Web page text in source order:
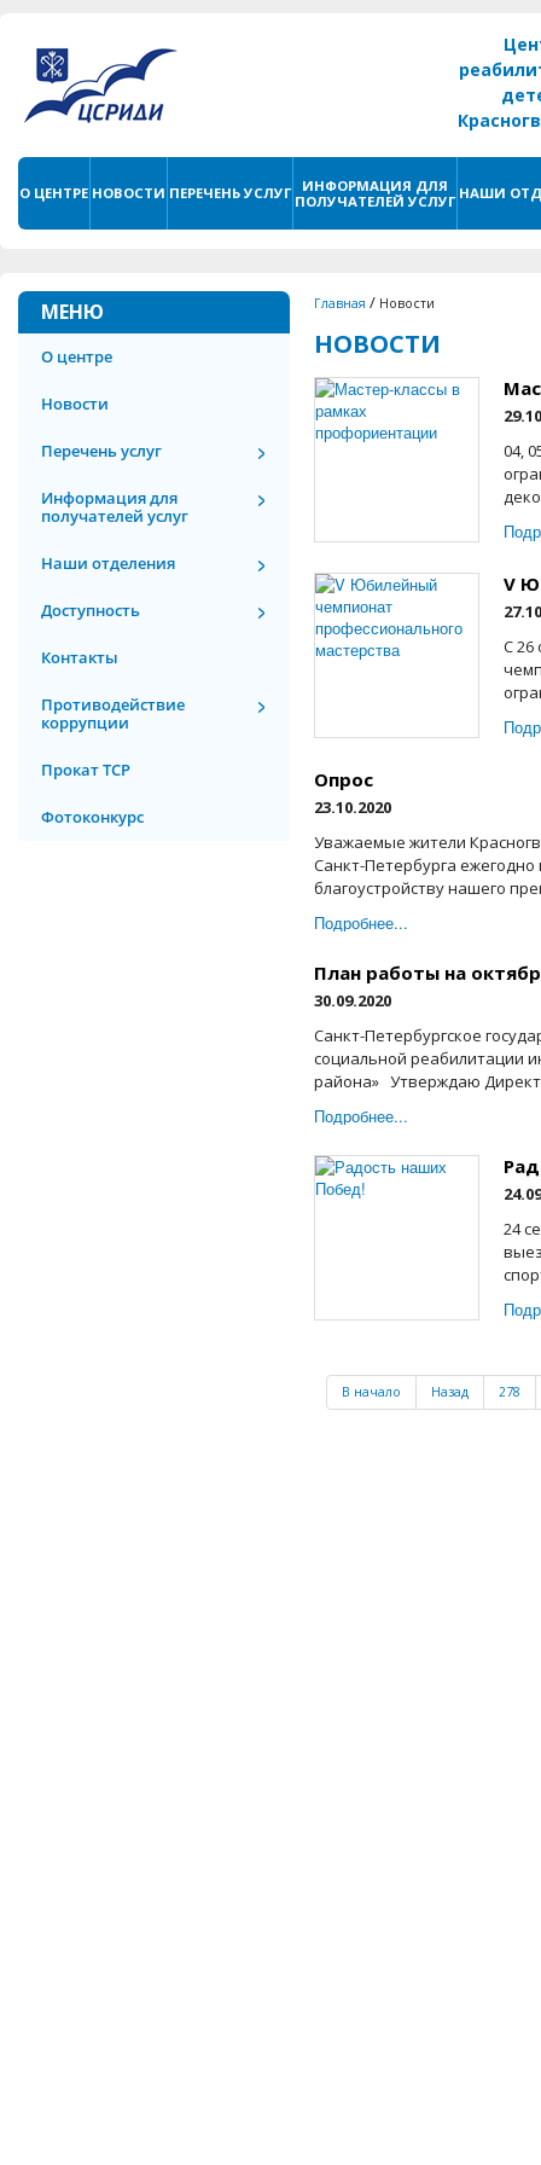
О ЦЕНТРЕ НОВОСТИ ПЕРЕЧЕНЬ УСЛУГ
ИНФОРМАЦИЯ ДЛЯ
ПОЛУЧАТЕЛЕЙ УСЛУГ НАШИ
МЕНЮ
О центре
Новости
Перечень услуг
Информация для
получателей услуг
Наши отделения
Доступность
Контакты
Противодействие
коррупции
Прокат ТСР
Фотоконкурс
Главная / Новости
НОВОСТИ
04,
V
С 26
Опрос
23.10.2020
Уважаемые жители
Санкт-Петербурга
благоустройству нашего
Подробнее...
План работы на
30.09.2020
Санкт-Петербургское
социальной реабилитации
района» Утверждаю
Подробнее...
24
В начало Назад 278